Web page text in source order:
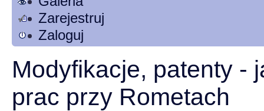
Zarejestruj
Zaloguj
Modyfikacje, patenty -
prac przy Rometach